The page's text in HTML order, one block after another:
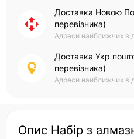
Доставка Новою
перевізника)
Адреси найближчих
Доставка Укр
перевізника)
Адреси найближчих
Опис Набір з